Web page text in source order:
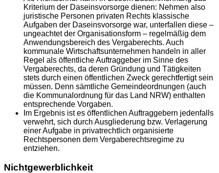
Kriterium der Daseinsvorsorge dienen: Nehmen also
juristische Personen privaten Rechts klassische
Aufgaben der Daseinsvorsorge war, unterfallen diese –
ungeachtet der Organisationsform – regelmäßig dem
Anwendungsbereich des Vergaberechts. Auch
kommunale Wirtschaftsunternehmen handeln in aller
Regel als öffentliche Auftraggeber im Sinne des
Vergaberechts, da deren Gründung und Tätigkeiten
stets durch einen öffentlichen Zweck gerechtfertigt sein
müssen. Denn sämtliche Gemeindeordnungen (auch
die Kommunalordnung für das Land NRW) enthalten
entsprechende Vorgaben.
Im Ergebnis ist es öffentlichen Auftraggebern jedenfalls
verwehrt, sich durch Ausgliederung bzw. Verlagerung
einer Aufgabe in privatrechtlich organisierte
Rechtspersonen dem Vergaberechtsregime zu
entziehen.
Nichtgewerblichkeit